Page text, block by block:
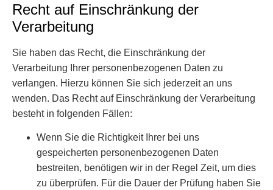
Recht auf Einschränkung der
Verarbeitung
Sie haben das Recht, die Einschränkung der
Verarbeitung Ihrer personenbezogenen Daten zu
verlangen. Hierzu können Sie sich jederzeit an uns
wenden. Das Recht auf Einschränkung der Verarbeitung
besteht in folgenden Fällen:
Wenn Sie die Richtigkeit Ihrer bei uns
gespeicherten personenbezogenen Daten
bestreiten, benötigen wir in der Regel Zeit, um dies
zu überprüfen. Für die Dauer der Prüfung haben Sie